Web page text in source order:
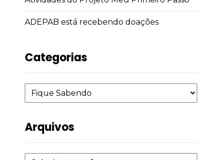
ADEPAB está recebendo doações
Categorias
Arquivos